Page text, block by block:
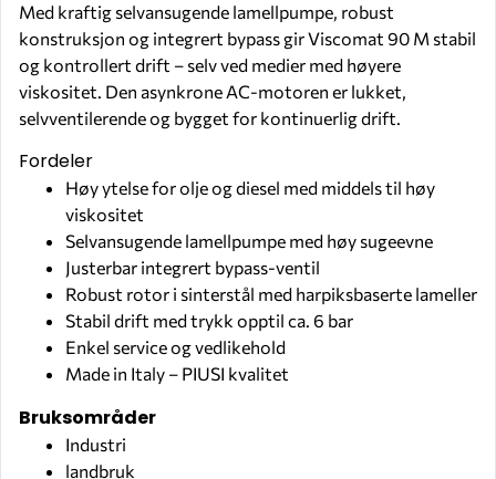
Med kraftig selvansugende lamellpumpe, robust
konstruksjon og integrert bypass gir Viscomat 90 M stabil
og kontrollert drift – selv ved medier med høyere
viskositet. Den asynkrone AC-motoren er lukket,
selvventilerende og bygget for kontinuerlig drift.
Fordeler
Høy ytelse for olje og diesel med middels til høy
viskositet
Selvansugende lamellpumpe med høy sugeevne
Justerbar integrert bypass-ventil
Robust rotor i sinterstål med harpiksbaserte lameller
Stabil drift med trykk opptil ca. 6 bar
Enkel service og vedlikehold
Made in Italy – PIUSI kvalitet
Bruksområder
Industri
landbruk